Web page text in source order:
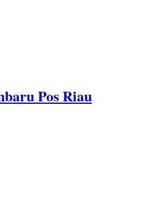
Pos Riau